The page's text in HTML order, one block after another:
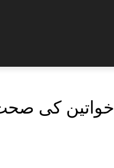
خواتین کی